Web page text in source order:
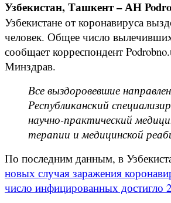
Узбекистан, Ташкент – АН
Узбекистане от коронавируса
человек. Общее число
сообщает корреспондент
Минздрав.
Все выздоровевшие
Республиканский
научно-практический
терапии и медицинской
По последним данным, в
новых случая заражения
число инфицированных достигло